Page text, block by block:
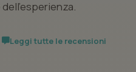
Leggi tutte le recensioni